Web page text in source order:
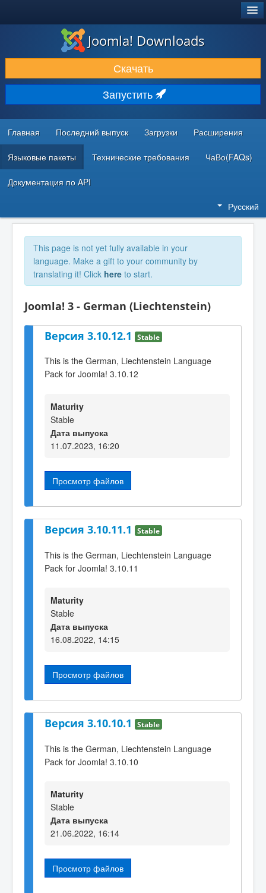
ЗАГРУЗКИ И РАСШИРЕНИЯ
ДОКУМЕНТАЦИЯ И ОБУЧЕНИЕ
СООБЩЕСТВО И ПОДДЕРЖКА
РЕСУРСЫ ДЛЯ РАЗРАБОТЧИКОВ
Joomla! Downloads
Скачать
Запустить
Главная Последний выпуск Загрузки Расширения
Языковые пакеты Технические требования ЧаВо(FAQs)
Документация по API
Русский
This page is not yet fully available in your
language. Make a gift to your community by
translating it! Click here to start.
Joomla! 3 - German (Liechtenstein)
Версия 3.10.12.1 Stable
This is the German, Liechtenstein Language
Pack for Joomla! 3.10.12
Maturity
Stable
Дата выпуска
11.07.2023, 16:20
Просмотр файлов
Версия 3.10.11.1 Stable
This is the German, Liechtenstein Language
Pack for Joomla! 3.10.11
Maturity
Stable
Дата выпуска
16.08.2022, 14:15
Просмотр файлов
Версия 3.10.10.1 Stable
This is the German, Liechtenstein Language
Pack for Joomla! 3.10.10
Maturity
Stable
Дата выпуска
21.06.2022, 16:14
Просмотр файлов